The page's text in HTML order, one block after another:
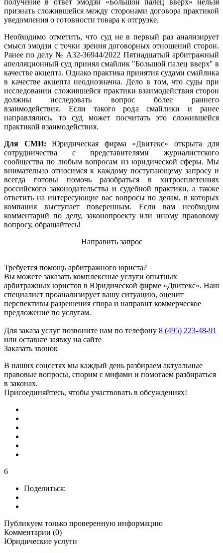
признать сложившейся между сторонами договора практикой
уведомления о готовности товара к отгрузке.
Необходимо отметить, что суд не в первый раз анализирует
смысл эмодзи с точки зрения договорных отношений сторон.
Ранее по делу № А32-36944/2022 Пятнадцатый арбитражный
апелляционный суд принял смайлик "Большой палец вверх" в
качестве акцепта. Однако практика принятия судами смайлика
в качестве акцепта неоднозначна. Дело в том, что суды при
исследовании сложившейся практики взаимодействия сторон
должны исследовать вопрос более раннего
взаимодействия. Если такого рода смайлики и ранее
направлялись, то суд может посчитать это сложившейся
практикой взаимодействия.
Для СМИ: Юридическая фирма «Двитекс» открыта для
сотрудничества с представителями журналистского
сообщества по любым вопросам из юридической сферы. Мы
внимательно относимся к каждому поступающему запросу и
всегда готовы помочь разобраться в хитросплетениях
российского законодательства и судебной практики, а также
ответить на интересующие вас вопросы по делам, в которых
компания выступает поверенным. Если вам необходим
комментарий по делу, законопроекту или иному правовому
вопросу, обращайтесь!
Направить запрос
Требуется помощь арбитражного юриста?
Вы можете заказать комплексные услуги опытных
арбитражных юристов в Юридической фирме «Двитекс». Наш
специалист проанализирует вашу ситуацию, оценит
перспективы разрешения спора и направит коммерческое
предложение по услугам.
Для заказа услуг позвоните нам по телефону 8 (495) 223-48-91
или оставьте заявку на сайте
Заказать звонок
В наших соцсетях мы каждый день разбираем актуальные
правовые вопросы, спорим с мифами и помогаем разбираться
в законах.
Присоединяйтесь, чтобы участвовать в обсуждениях!
6
Поделиться:
Публикуем только проверенную информацию
Комментарии (0)
Юридические услуги